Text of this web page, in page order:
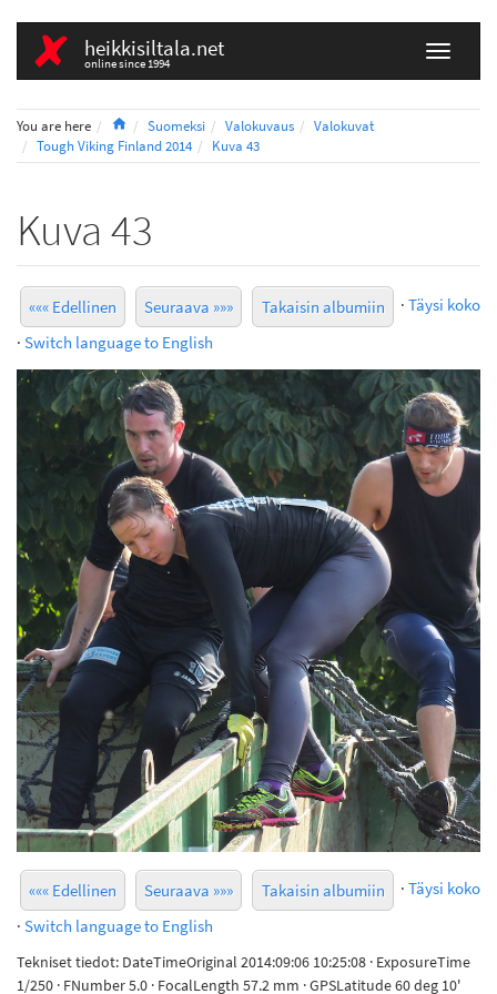
heikkisiltala.net
online since 1994
You are here HomeSuomeksi Valokuvaus
Valokuvat
Tough Viking Finland 2014
Kuva 43
Kuva 43
««« Edellinen Seuraava »»» Takaisin albumiin · Täysi koko
· Switch language to English
««« Edellinen Seuraava »»» Takaisin albumiin · Täysi koko
· Switch language to English
Tekniset tiedot: DateTimeOriginal 2014:09:06 10:25:08 · ExposureTime
1/250 · FNumber 5.0 · FocalLength 57.2 mm · GPSLatitude 60 deg 10'